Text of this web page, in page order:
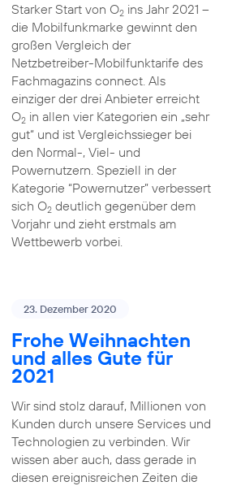
Starker Start von O2ins Jahr 2021 –
die Mobilfunkmarke gewinnt den
großen Vergleich der
Netzbetreiber-Mobilfunktarife des
Fachmagazins connect. Als
einziger der drei Anbieter erreicht
O2in allen vier Kategorien ein „sehr
gut“ und ist Vergleichssieger bei
den Normal-, Viel- und
Powernutzern. Speziell in der
Kategorie “Powernutzer” verbessert
sich O2deutlich gegenüber dem
Vorjahr und zieht erstmals am
Wettbewerb vorbei.
23. Dezember 2020
Frohe Weihnachten
und alles Gute für
2021
Wir sind stolz darauf, Millionen von
Kunden durch unsere Services und
Technologien zu verbinden. Wir
wissen aber auch, dass gerade in
diesen ereignisreichen Zeiten die